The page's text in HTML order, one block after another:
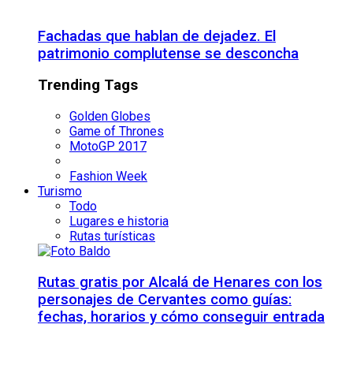
Fachadas que hablan de dejadez. El
patrimonio complutense se desconcha
Trending Tags
Golden Globes
Game of Thrones
MotoGP 2017
Fashion Week
Turismo
Todo
Lugares e historia
Rutas turísticas
Rutas gratis por Alcalá de Henares con los
personajes de Cervantes como guías:
fechas, horarios y cómo conseguir entrada